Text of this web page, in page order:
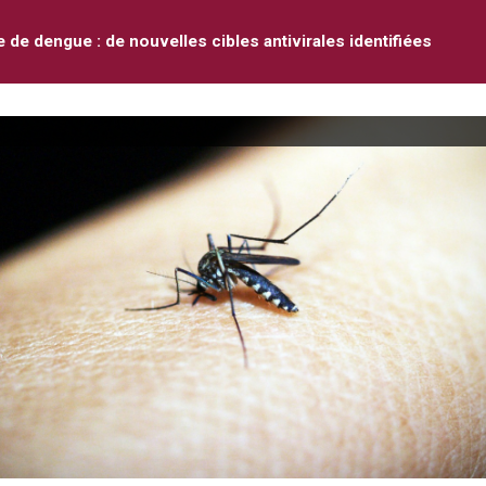
de dengue : de nouvelles cibles antivirales identifiées